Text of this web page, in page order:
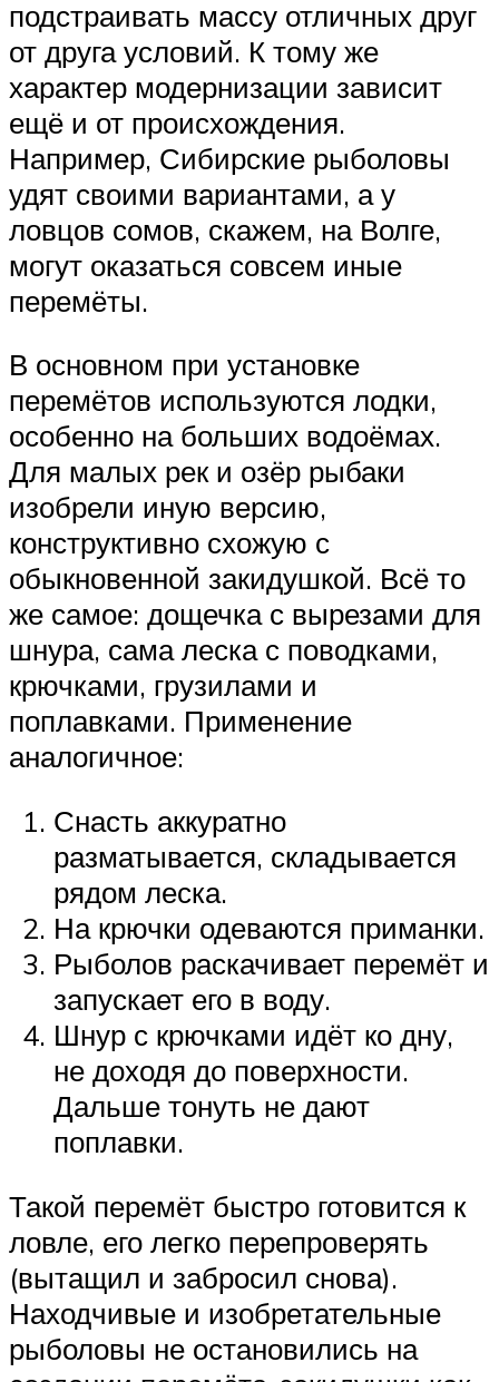
подстраивать массу отличных друг
от друга условий. К тому же
характер модернизации зависит
ещё и от происхождения.
Например, Сибирские рыболовы
удят своими вариантами, а у
ловцов сомов, скажем, на Волге,
могут оказаться совсем иные
перемёты.
В основном при установке
перемётов используются лодки,
особенно на больших водоёмах.
Для малых рек и озёр рыбаки
изобрели иную версию,
конструктивно схожую с
обыкновенной закидушкой. Всё то
же самое: дощечка с вырезами для
шнура, сама леска с поводками,
крючками, грузилами и
поплавками. Применение
аналогичное:
Снасть аккуратно
разматывается, складывается
рядом леска.
На крючки одеваются приманки.
Рыболов раскачивает перемёт и
запускает его в воду.
Шнур с крючками идёт ко дну,
не доходя до поверхности.
Дальше тонуть не дают
поплавки.
Такой перемёт быстро готовится к
ловле, его легко перепроверять
(вытащил и забросил снова).
Находчивые и изобретательные
рыболовы не остановились на